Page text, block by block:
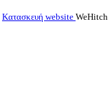
Κατασκευή website WeHitch